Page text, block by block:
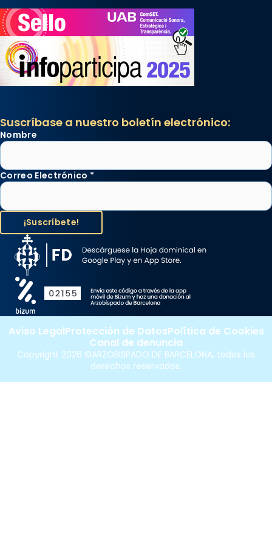
Suscríbase a nuestro boletín electrónico:
Nombre
Correo Electrónico *
Copyright 2026 ©ARZOBISPADO DE BARCELONA, todos los
derechos reservados.
Aviso LegalProtección de DatosPolítica de Cookies
Canal de denuncia